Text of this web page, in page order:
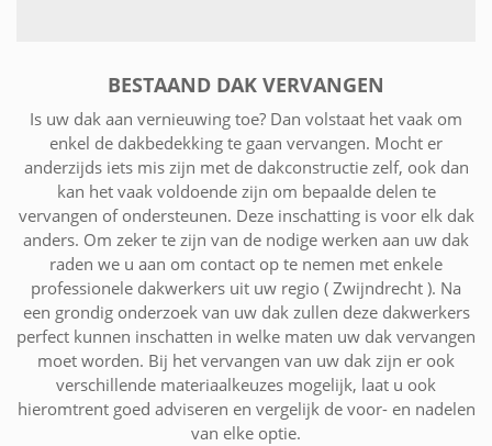
BESTAAND DAK VERVANGEN
Is uw dak aan vernieuwing toe? Dan volstaat het vaak om
enkel de dakbedekking te gaan vervangen. Mocht er
anderzijds iets mis zijn met de dakconstructie zelf, ook dan
kan het vaak voldoende zijn om bepaalde delen te
vervangen of ondersteunen. Deze inschatting is voor elk dak
anders. Om zeker te zijn van de nodige werken aan uw dak
raden we u aan om contact op te nemen met enkele
professionele dakwerkers uit uw regio ( Zwijndrecht ). Na
een grondig onderzoek van uw dak zullen deze dakwerkers
perfect kunnen inschatten in welke maten uw dak vervangen
moet worden. Bij het vervangen van uw dak zijn er ook
verschillende materiaalkeuzes mogelijk, laat u ook
hieromtrent goed adviseren en vergelijk de voor- en nadelen
van elke optie.